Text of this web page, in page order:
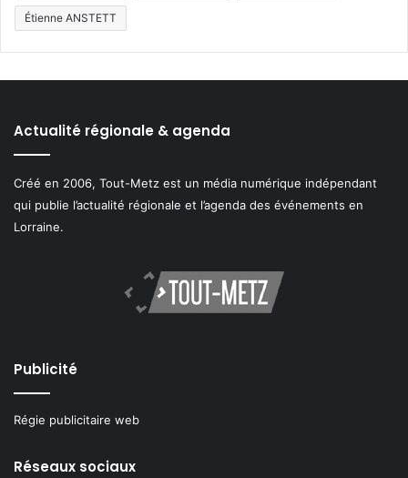
Étienne ANSTETT
Actualité régionale & agenda
Créé en 2006, Tout-Metz est un média numérique indépendant
qui publie l’actualité régionale et l’agenda des événements en
Lorraine.
Publicité
Régie publicitaire web
Réseaux sociaux